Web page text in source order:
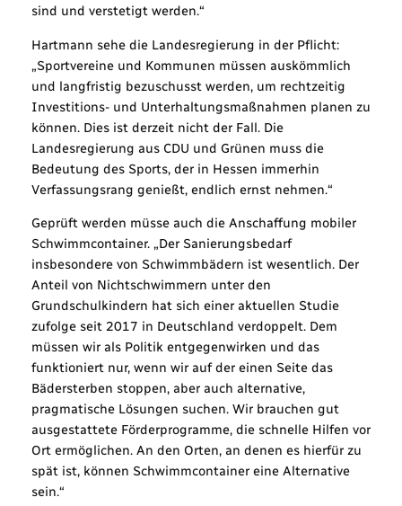
sind und verstetigt werden.“
Hartmann sehe die Landesregierung in der Pflicht:
„Sportvereine und Kommunen müssen auskömmlich
und langfristig bezuschusst werden, um rechtzeitig
Investitions- und Unterhaltungsmaßnahmen planen zu
können. Dies ist derzeit nicht der Fall. Die
Landesregierung aus CDU und Grünen muss die
Bedeutung des Sports, der in Hessen immerhin
Verfassungsrang genießt, endlich ernst nehmen.“
Geprüft werden müsse auch die Anschaffung mobiler
Schwimmcontainer. „Der Sanierungsbedarf
insbesondere von Schwimmbädern ist wesentlich. Der
Anteil von Nichtschwimmern unter den
Grundschulkindern hat sich einer aktuellen Studie
zufolge seit 2017 in Deutschland verdoppelt. Dem
müssen wir als Politik entgegenwirken und das
funktioniert nur, wenn wir auf der einen Seite das
Bädersterben stoppen, aber auch alternative,
pragmatische Lösungen suchen. Wir brauchen gut
ausgestattete Förderprogramme, die schnelle Hilfen vor
Ort ermöglichen. An den Orten, an denen es hierfür zu
spät ist, können Schwimmcontainer eine Alternative
sein.“